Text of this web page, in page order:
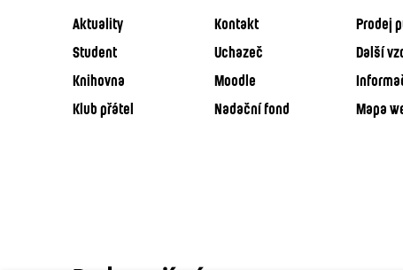
Aktuality Kontakt
Prodej
Student
Uchazeč
Další
Knihovna
Moodle
Klub přátel
Nadační fond Mapa